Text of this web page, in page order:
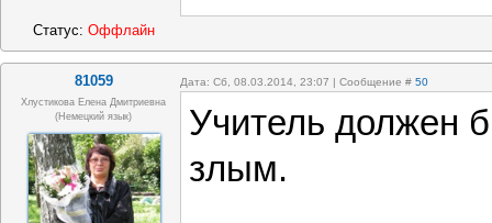
Статус: Оффлайн
81059 Дата: Сб, 08.03.2014, 23:07 | Сообщение # 50
Хлустикова Елена Дмитриевна
(немецкий язык)
Учитель должен
злым.